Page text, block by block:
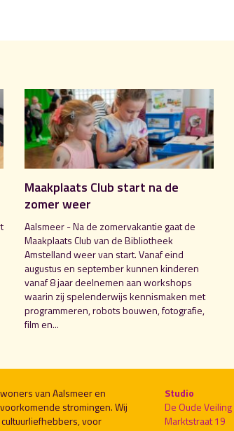
Maakplaats Club start na de
zomer weer
Aalsmeer - Na de zomervakantie gaat de
Maakplaats Club van de Bibliotheek
Amstelland weer van start. Vanaf eind
augustus en september kunnen kinderen
vanaf 8 jaar deelnemen aan workshops
waarin zij spelenderwijs kennismaken met
programmeren, robots bouwen, fotografie,
film en...
van Aalsmeer en
stromingen. Wij
voor
Studio
De Oude Veiling
Marktstraat 19